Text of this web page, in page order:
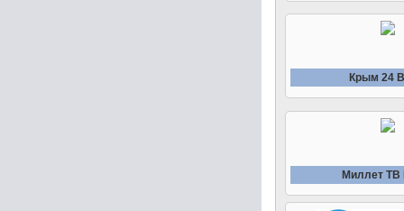
Крым 24
Миллет ТВ